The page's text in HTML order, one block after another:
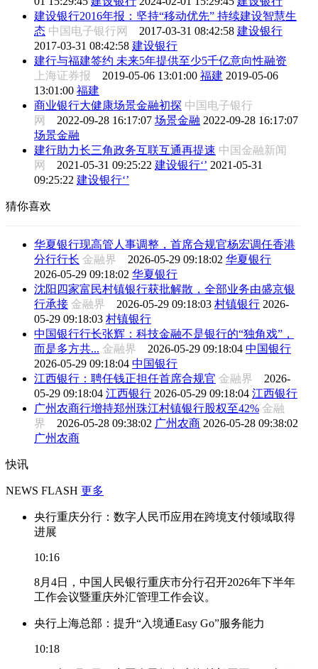
建设银行2016年报：坚持“移动优先” 持续建设智慧生
态 中国电子银行网 2017-03-31 08:42:58 建设银行
2017-03-31 08:42:58 建设银行
建行与福建签约 未来5年提供至少5千亿意向性融资
上海证券报 2019-05-06 13:01:00 福建 2019-05-06
13:01:00 福建
商业银行大健康场景金融初探 中国电子银行
网 2022-09-28 16:17:07 场景金融 2022-09-28 16:17:07
场景金融
建行助力长三角政务互联互通再提速 中国金融新闻
网 2021-05-31 09:25:22 建设银行‘’ 2021-05-31
09:25:22 建设银行‘’
猜你喜欢
华夏银行现高管人事调整，首席合规官杨宏调任香港
分行行长 金融界 2026-05-29 09:18:02 华夏银行
2026-05-29 09:18:02 华夏银行
沈阳四家富民村镇银行获批解散，全部业务由盛京银
行承接 金融界 2026-05-29 09:18:03 村镇银行 2026-
05-29 09:18:03 村镇银行
中国银行行长张辉：科技金融不是银行的“独角戏”，
而是多方共... 金融界 2026-05-29 09:18:04 中国银行
2026-05-29 09:18:04 中国银行
江西银行：聘任钱正担任首席合规官 金融界 2026-
05-29 09:18:04 江西银行 2026-05-29 09:18:04 江西银行
广州农商行增持郑州珠江村镇银行股权至42% 金融
界 2026-05-28 09:38:02 广州农商 2026-05-28 09:38:02
广州农商
快讯
NEWS FLASH 更多
央行重庆分行：数字人民币应用在跨境支付领域取得
进展
10:16
8月4日，中国人民银行重庆市分行召开2026年下半年
工作会议暨重庆外汇管理工作会议。
央行上海总部：提升“入境通Easy Go”服务能力
10:18